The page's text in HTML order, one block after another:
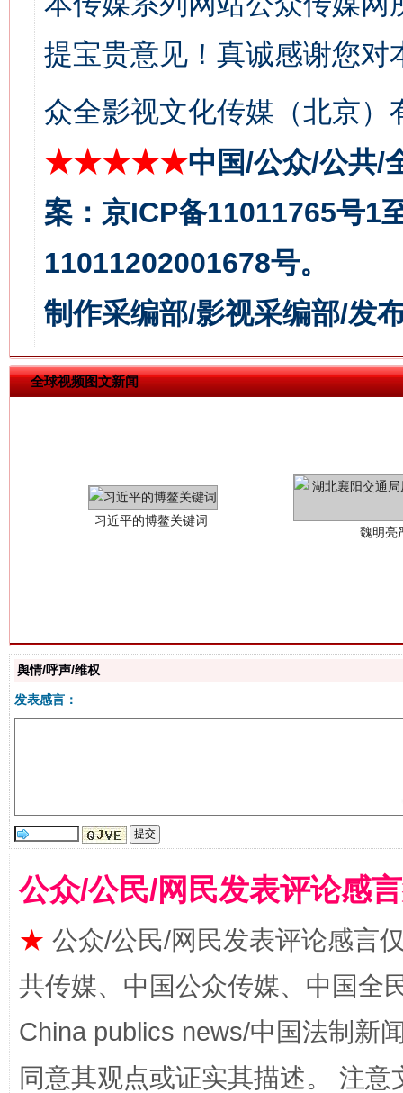
提宝贵意见！真诚感谢您
众全影视文化传媒（北京）
★★★★★中国/公众/公共/
案：京ICP备11011765号1
11011202001678号。
制作采编部/影视采编部/发
全球视频图文新闻
今
生
揭批美国五大"原罪" "炒
舆情/呼声/维权
发表感言：
公众/公民/网民发表评论感
★ 公众/公民/网民发表评论感言
共传媒、中国公众传媒、中国全
China publics news/中国法制新
同意其观点或证实其描述。 注